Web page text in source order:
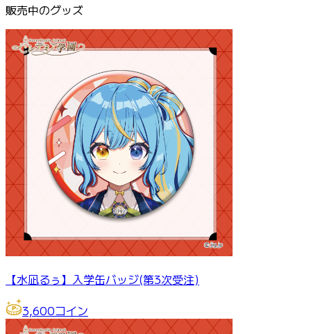
販売中のグッズ
【水凪るぅ】入学缶バッジ(第3次受注)
3,600コイン